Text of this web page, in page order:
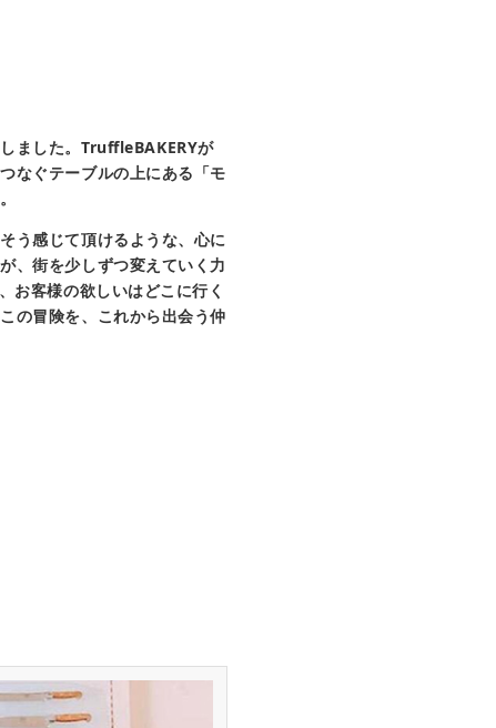
ました。TruffleBAKERYが
なぐテーブルの上にある「モ
う感じて頂けるような、心に
、街を少しずつ変えていく力
お客様の欲しいはどこに行く
の冒険を、これから出会う仲